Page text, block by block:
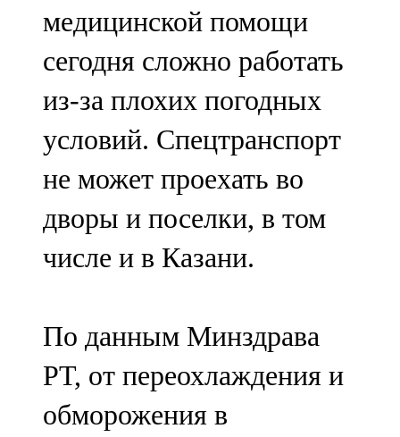
медицинской помощи
сегодня сложно работать
из-за плохих погодных
условий. Спецтранспорт
не может проехать во
дворы и поселки, в том
числе и в Казани.
По данным Минздрава
РТ, от переохлаждения и
обморожения в